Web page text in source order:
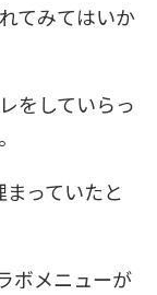
てみてはいか
をしていらっ
っていたと
ボメニューが